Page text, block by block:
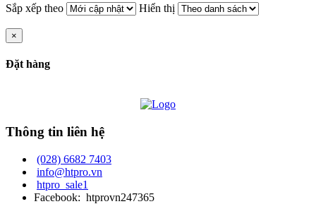
Sắp xếp theo Hiển thị
×
Đặt hàng
Thông tin liên hệ
(028) 6682 7403
info@htpro.vn
htpro_sale1
Facebook: htprovn247365